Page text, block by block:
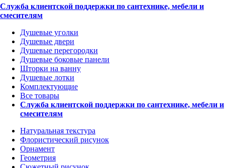
Служба клиентской поддержки по сантехнике, мебели и
смесителям
Душевые уголки
Душевые двери
Душевые перегородки
Душевые боковые панели
Шторки на ванну
Душевые лотки
Комплектующие
Все товары
Служба клиентской поддержки по сантехнике, мебели и
смесителям
Натуральная текстура
Флористический рисунок
Орнамент
Геометрия